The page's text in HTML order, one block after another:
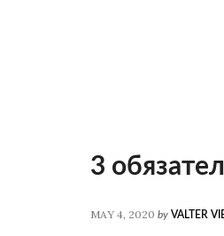
3
MAY 4, 2020 by VALTER